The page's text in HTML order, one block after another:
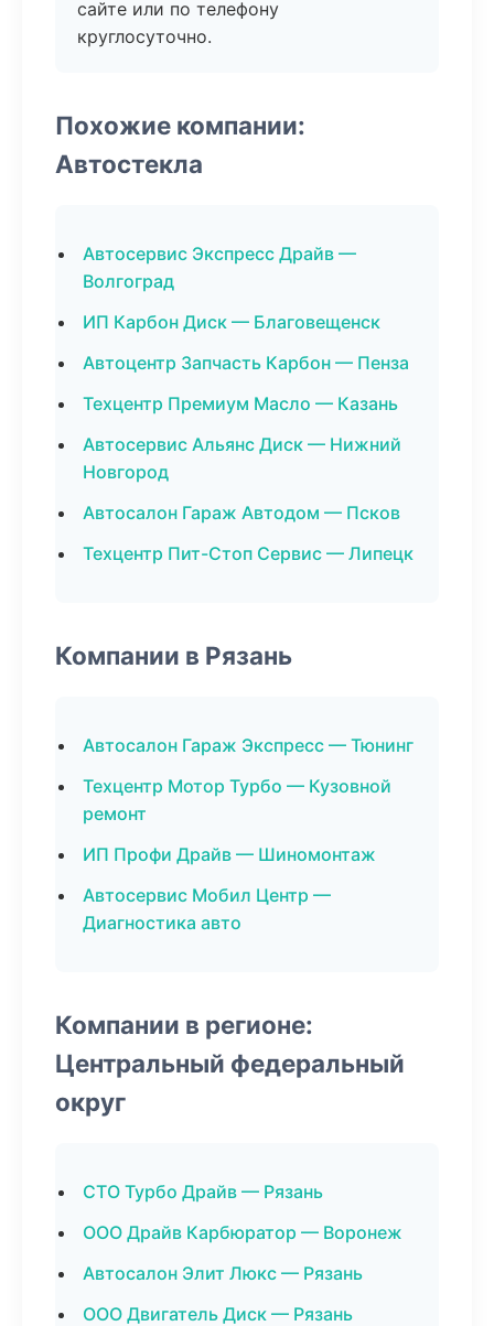
сайте или по телефону
круглосуточно.
Похожие компании:
Автостекла
Автосервис Экспресс Драйв —
Волгоград
ИП Карбон Диск — Благовещенск
Автоцентр Запчасть Карбон — Пенза
Техцентр Премиум Масло — Казань
Автосервис Альянс Диск — Нижний
Новгород
Автосалон Гараж Автодом — Псков
Техцентр Пит-Стоп Сервис — Липецк
Компании в Рязань
Автосалон Гараж Экспресс — Тюнинг
Техцентр Мотор Турбо — Кузовной
ремонт
ИП Профи Драйв — Шиномонтаж
Автосервис Мобил Центр —
Диагностика авто
Компании в регионе:
Центральный федеральный
округ
СТО Турбо Драйв — Рязань
ООО Драйв Карбюратор — Воронеж
Автосалон Элит Люкс — Рязань
ООО Двигатель Диск — Рязань